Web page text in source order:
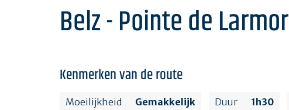
Belz - Pointe de Larmor
Kenmerken van de route
Moeilijkheid Gemakkelijk Duur 1h30